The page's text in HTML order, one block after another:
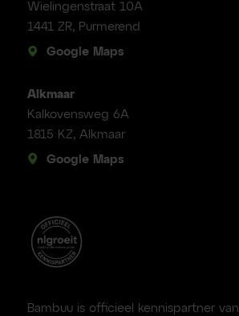
Wielingenstraat 10A
1441 ZR, Purmerend
Google Maps
Alkmaar
Kalkovensweg 6A
1815 KZ, Alkmaar
Google Maps
Bambuu is officieel kennispartner van